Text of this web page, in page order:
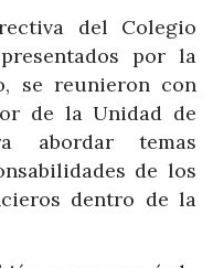
del Colegio
por la
se reunieron con
de la Unidad de
abordar temas
de los
dentro de la